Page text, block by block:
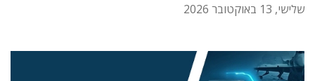
שלישי, 13 באוקטובר 2026